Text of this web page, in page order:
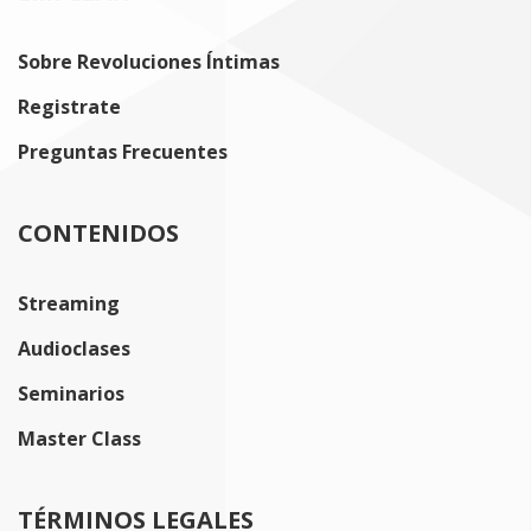
Sobre Revoluciones Íntimas
Registrate
Preguntas Frecuentes
CONTENIDOS
Streaming
Audioclases
Seminarios
Master Class
TÉRMINOS LEGALES